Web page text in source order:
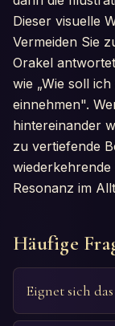
Dieser visuelle
Vermeiden Sie
Orakel
wie „Wie soll
einnehmen".
hintereinander
zu vertiefende
Resonanz im
Häufige
Eignet sich